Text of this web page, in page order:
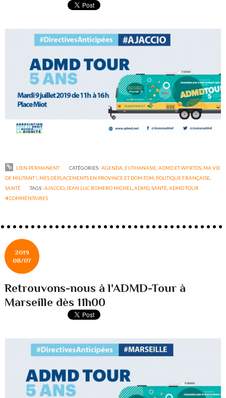
LIEN PERMANENT CATÉGORIES :AGENDA EUTHANASIE, ADMD ET WFRTDS, MA VIE
DE MILITANT ! MES DÉPLACEMENTS EN PROVINCE ET DOM-TOM POLITIQUE FRANÇAISE
SANTÉ
TAGS :AJACCIO JEAN LUC ROMERO MICHEL ,ADMD ,SANTÉ ,ADMD TOUR
4COMMENTAIRES
2019
08/07
Retrouvons-nous à l'ADMD-Tour à
Marseille dès 11h00